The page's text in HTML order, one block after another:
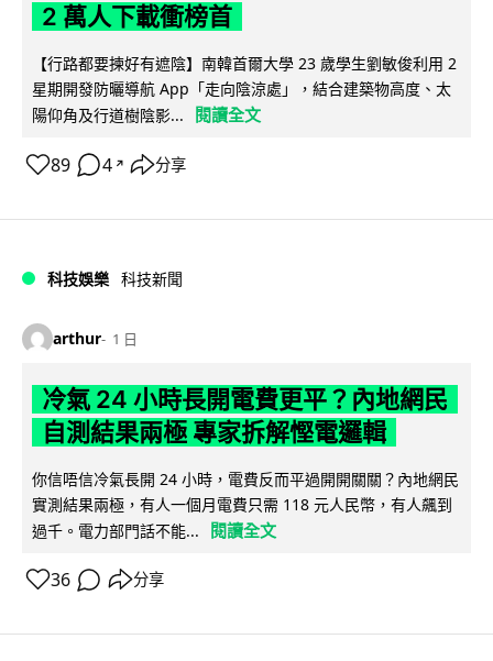
2 萬人下載衝榜首
【行路都要揀好有遮陰】南韓首爾大學 23 歲學生劉敏俊利用 2
星期開發防曬導航 App「走向陰涼處」，結合建築物高度、太
陽仰角及行道樹陰影...
閱讀全文
89 4 ↗ 分享
科技娛樂 科技新聞
arthur 1 日
冷氣 24 小時長開電費更平？內地網民
自測結果兩極 專家拆解慳電邏輯
你信唔信冷氣長開 24 小時，電費反而平過開開關關？內地網民
實測結果兩極，有人一個月電費只需 118 元人民幣，有人飆到
過千。電力部門話不能...
閱讀全文
36 分享